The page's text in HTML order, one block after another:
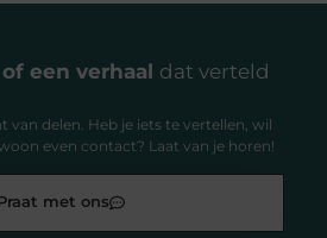
een verhaal dat verteld
van delen. Heb je iets te vertellen, wil
even contact? Laat van je horen!
met ons